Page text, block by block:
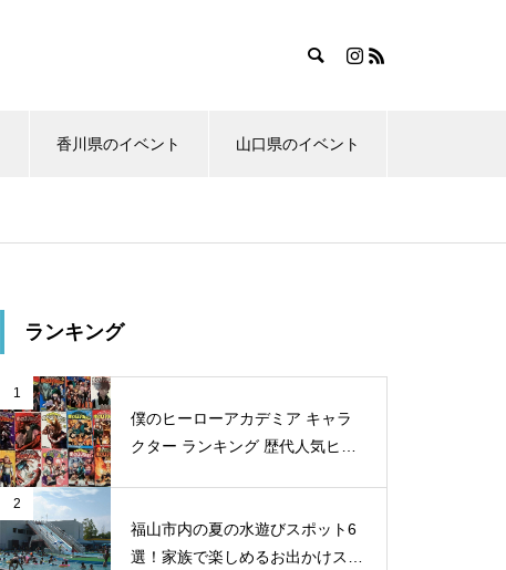
香川県のイベント 山口県のイベント
ランキング
1
僕のヒーローアカデミア キャラ
クター ランキング 歴代人気ヒー
2
福山市内の夏の水遊びスポット6
選！家族で楽しめるお出かけスポ